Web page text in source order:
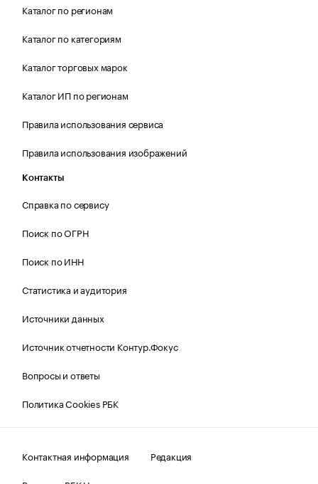
Каталог по регионам
Каталог по категориям
Каталог торговых марок
Каталог ИП по регионам
Правила использования сервиса
Правила использования изображений
Контакты
Справка по сервису
Поиск по ОГРН
Поиск по ИНН
Статистика и аудитория
Источники данных
Источник отчетности Контур.Фокус
Вопросы и ответы
Политика Cookies РБК
Контактная информация
Редакция